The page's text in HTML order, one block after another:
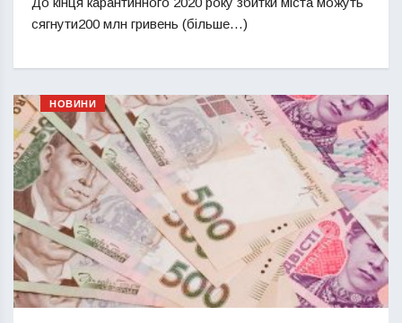
сягнути200 млн гривень (більше…)
НОВИНИ